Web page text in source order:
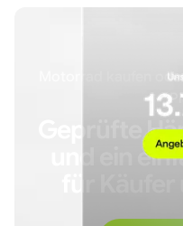
Motorrad kaufen
Geprüfte
und ein